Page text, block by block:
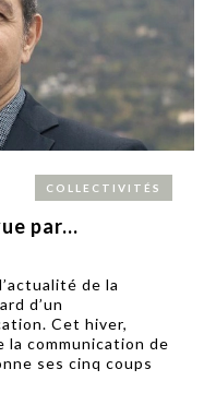
COLLECTIVITÉS
par...
de la
d’un
Cet hiver,
la communication de
ses cinq coups